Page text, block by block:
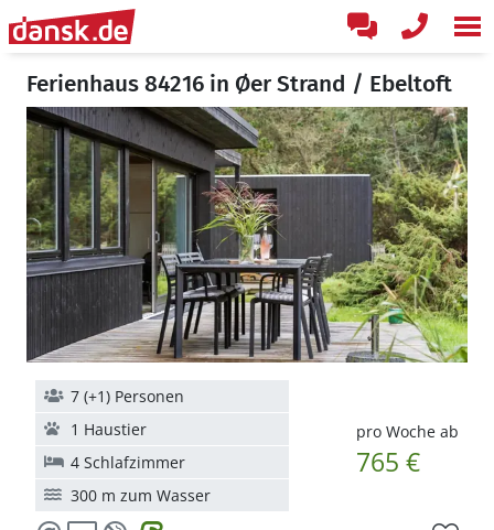
Ferienhaus 84216 in Øer Strand / Ebeltoft
pro Woche ab
765 €
7 (+1) Personen
1 Haustier
4 Schlafzimmer
300 m zum Wasser